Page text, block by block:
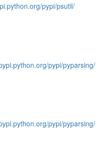
pypi/psutil/
pypi/pyparsing/
pypi/pyparsing/